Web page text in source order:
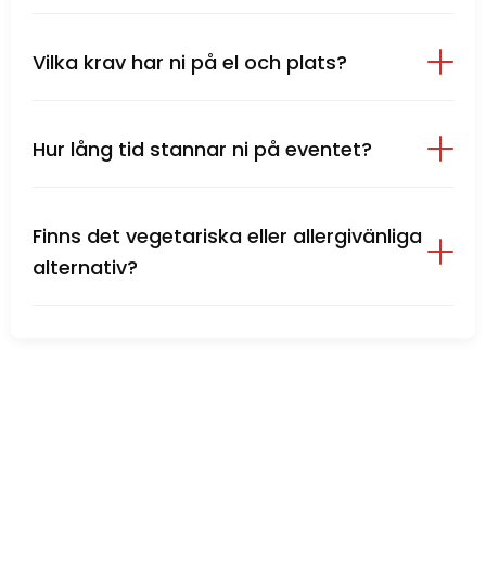
Vilka krav har ni på el och plats?
Hur lång tid stannar ni på eventet?
Finns det vegetariska eller allergivänliga
alternativ?